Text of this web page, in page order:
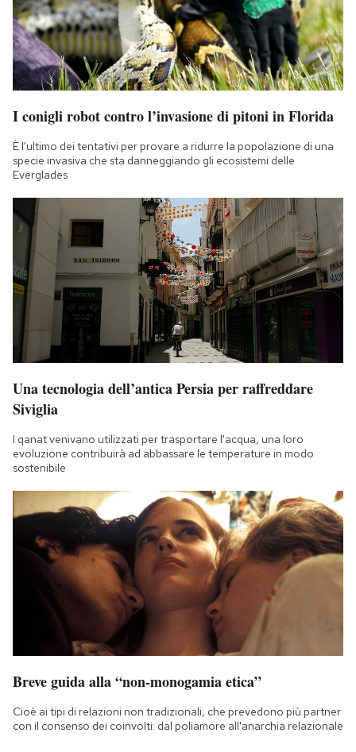
I conigli robot contro l’invasione di pitoni in Florida
È l'ultimo dei tentativi per provare a ridurre la popolazione di una
specie invasiva che sta danneggiando gli ecosistemi delle
Everglades
Una tecnologia dell’antica Persia per raffreddare
Siviglia
I qanat venivano utilizzati per trasportare l'acqua, una loro
evoluzione contribuirà ad abbassare le temperature in modo
sostenibile
Breve guida alla “non-monogamia etica”
Cioè ai tipi di relazioni non tradizionali, che prevedono più partner
con il consenso dei coinvolti: dal poliamore all'anarchia relazionale